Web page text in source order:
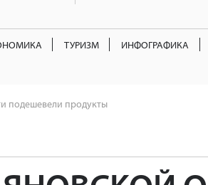
ТУРИЗМ ИНФОГРАФИКА
подешевели продукты